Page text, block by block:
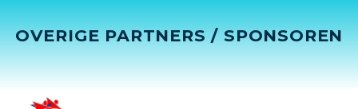
OVERIGE PARTNERS / SPONSOREN